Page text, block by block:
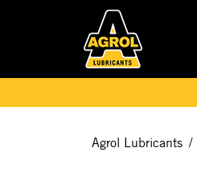
Agrol Lubricants /